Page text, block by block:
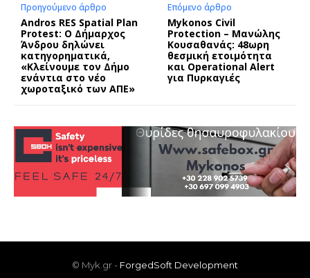
Προηγούμενο άρθρο
Andros RES Spatial Plan
Protest: Ο Δήμαρχος
Άνδρου δηλώνει
κατηγορηματικά,
«Κλείνουμε τον Δήμο
ενάντια στο νέο
χωροταξικό των ΑΠΕ»
Επόμενο άρθρο
Mykonos Civil
Protection – Μανώλης
Κουσαθανάς: 48ωρη
θεσμική ετοιμότητα
και Operational Alert
για Πυρκαγιές
© Myk.gr - ForgedSoft Development